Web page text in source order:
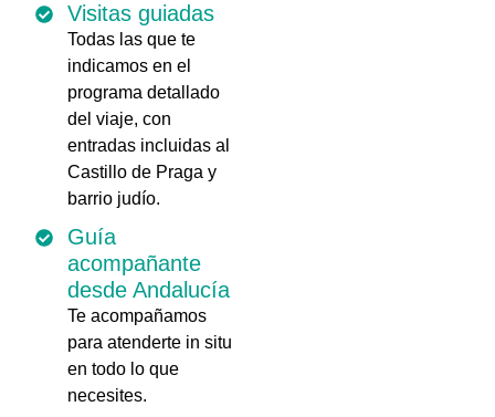
Visitas guiadas
Todas las que te
indicamos en el
programa detallado
del viaje, con
entradas incluidas al
Castillo de Praga y
barrio judío.
Guía
acompañante
desde Andalucía
Te acompañamos
para atenderte in situ
en todo lo que
necesites.